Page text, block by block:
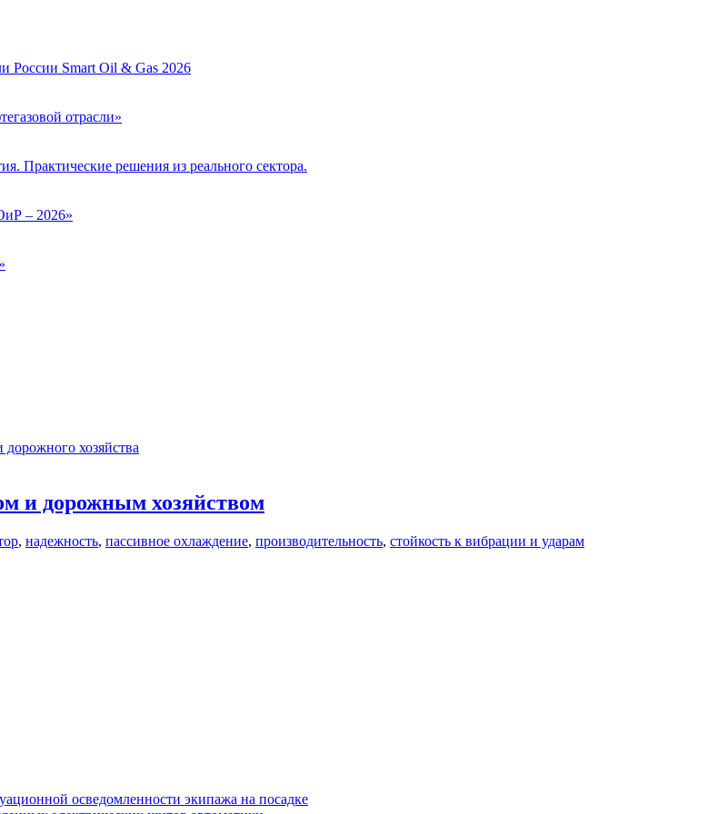
России Smart Oil & Gas 2026
отрасли»
Практические решения из реального сектора.
– 2026»
хозяйства
и дорожным хозяйством
, надежность, пассивное охлаждение, производительность, стойкость к вибрации и ударам
осведомленности экипажа на посадке